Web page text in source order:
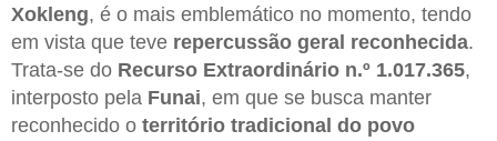
Xokleng, é o mais emblemático no momento, tendo
em vista que teve repercussão geral reconhecida.
Trata-se do Recurso Extraordinário n.º 1.017.365,
interposto pela Funai, em que se busca manter
reconhecido o território tradicional do povo